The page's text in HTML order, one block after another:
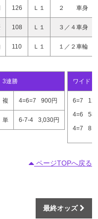
126 Ｌ１ ２ 車身
108 Ｌ１ ３／４車身
110 Ｌ１ １／２車輪
3連勝
複 4=6=7 900円
単 6-7-4 3,030円
ワイド
6=7
4=6
4=7
ページTOPへ戻る
最終オッズ